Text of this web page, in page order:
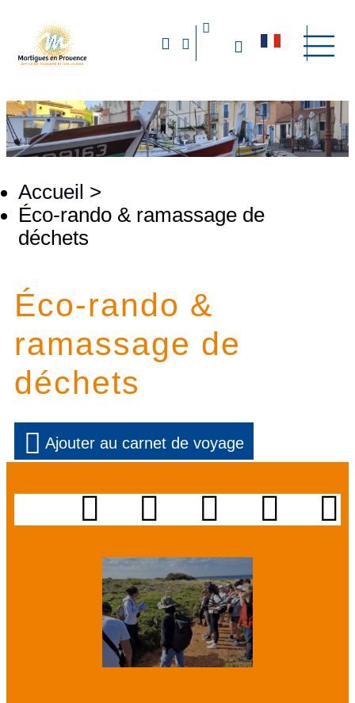
Accueil >
Éco-rando & ramassage de
déchets
Éco-rando &
ramassage de
déchets
Ajouter au carnet de voyage